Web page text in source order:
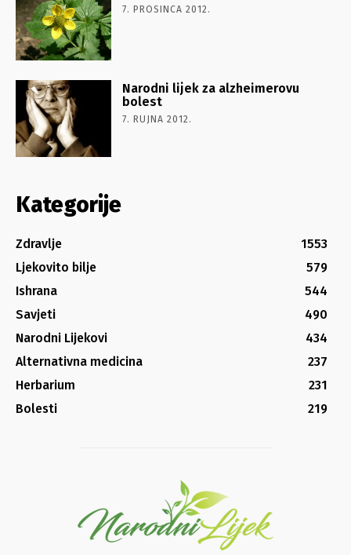
7. PROSINCA 2012.
Narodni lijek za alzheimerovu
bolest
7. RUJNA 2012.
Kategorije
Zdravlje
1553
Ljekovito bilje
579
Ishrana
544
Savjeti
490
Narodni Lijekovi
434
Alternativna medicina
237
Herbarium
231
Bolesti
219